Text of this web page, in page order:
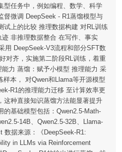
型任务中，例如编程、数学、科学
督微调 DeepSeek - R1蒸馏模型与
试上的比较 推理数据构建 对RL训练
非推理数据整合 在写作、事实
用 DeepSeek-V3流程和部分SFT数
对齐，实施第二阶段RL训练，着重
力 蒸馏：赋予小模型 推理能力 采
样本， 对Qwen和Llama等开源模型
R1的推理能力迁移 至计算效率更
这种直接知识蒸馏方法能显著提升
的基础模型包括：Qwen2.5-Math-
14B、Qwen2.5-32B、Llama-
数据来源：《DeepSeek-R1:
in LLMs via Reinforcement